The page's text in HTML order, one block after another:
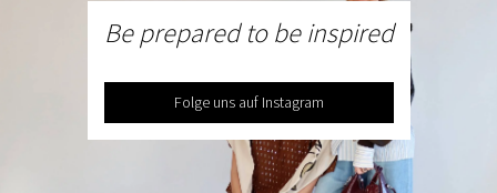
Be prepared to be inspired
Folge uns auf Instagram